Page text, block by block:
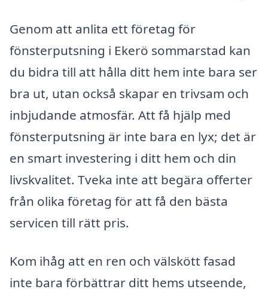
Genom att anlita ett företag för
fönsterputsning i Ekerö sommarstad kan
du bidra till att hålla ditt hem inte bara ser
bra ut, utan också skapar en trivsam och
inbjudande atmosfär. Att få hjälp med
fönsterputsning är inte bara en lyx; det är
en smart investering i ditt hem och din
livskvalitet. Tveka inte att begära offerter
från olika företag för att få den bästa
servicen till rätt pris.
Kom ihåg att en ren och välskött fasad
inte bara förbättrar ditt hems utseende,